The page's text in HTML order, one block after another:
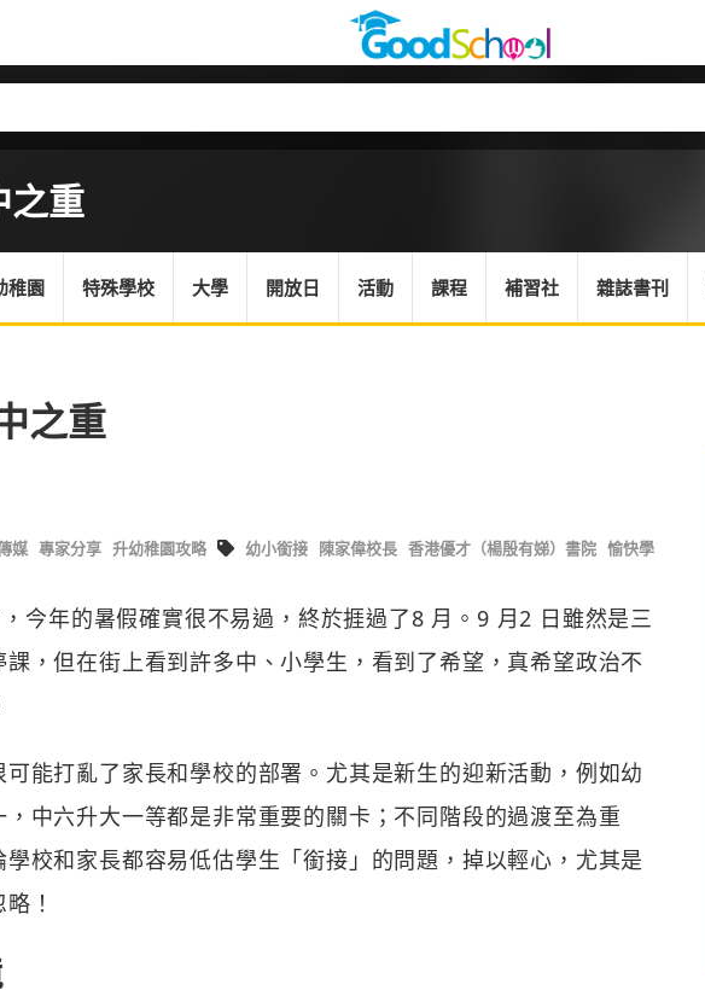
之重
稚園 特殊學校 大學 開放日 活動 課程 補習社 雜誌書刊
之重
媒 專家分享 升幼稚園攻略 幼小銜接 陳家偉校長 香港優才（楊殷有娣）書院 愉快學
今年的暑假確實很不易過，終於捱過了8 月。9 月2 日雖然是三
，但在街上看到許多中、小學生，看到了希望，真希望政治不
能打亂了家長和學校的部署。尤其是新生的迎新活動，例如幼
中六升大一等都是非常重要的關卡；不同階段的過渡至為重
校和家長都容易低估學生「銜接」的問題，掉以輕心，尤其是
！